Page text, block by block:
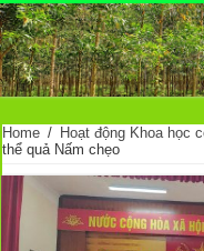
Home / Hoạt động Khoa học
thể quả Nấm chẹo